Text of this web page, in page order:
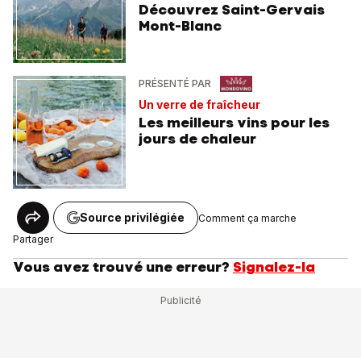
Découvrez Saint-Gervais
Mont-Blanc
PRÉSENTÉ PAR
Un verre de fraîcheur
Les meilleurs vins pour les
jours de chaleur
Partager
Source privilégiée Comment ça marche
Vous avez trouvé une erreur? Signalez-la